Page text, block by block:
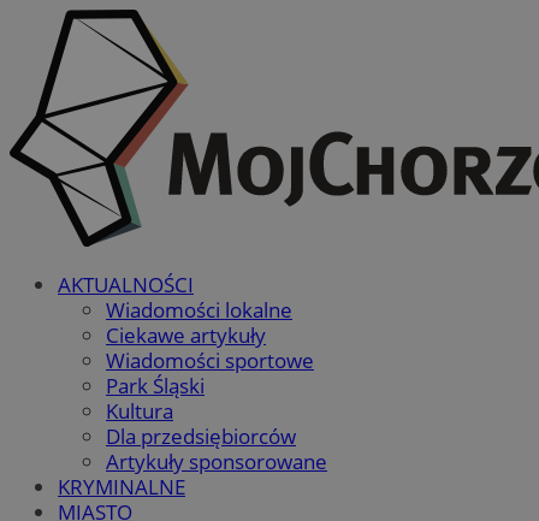
AKTUALNOŚCI
Wiadomości lokalne
Ciekawe artykuły
Wiadomości sportowe
Park Śląski
Kultura
Dla przedsiębiorców
Artykuły sponsorowane
KRYMINALNE
MIASTO